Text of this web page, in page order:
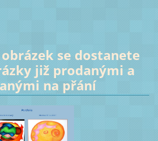
se dostanete
již prodanými a
na přání